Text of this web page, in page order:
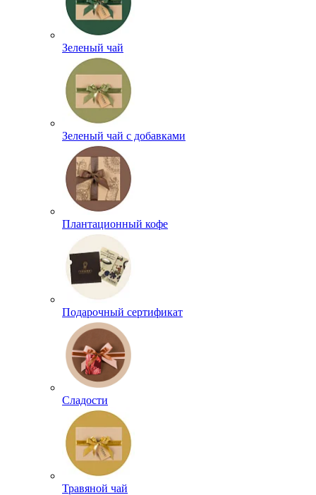
Зеленый чай
Зеленый чай с добавками
Плантационный кофе
Подарочный сертификат
Сладости
Травяной чай